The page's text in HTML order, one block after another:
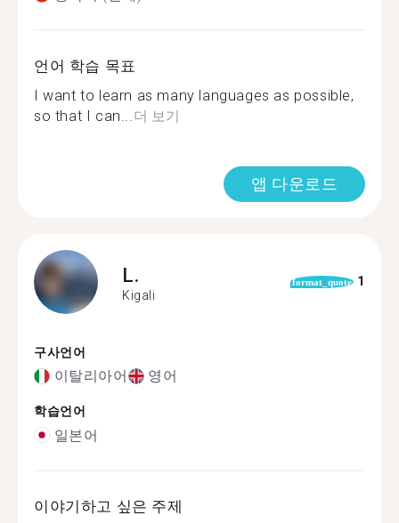
언어 학습 목표
I want to learn as many languages as possible,
so that I can... 더 보기
앱 다운로드
L.
Kigali
format_quote 1
구사언어
이탈리아어 영어
학습언어
일본어
이야기하고 싶은 주제